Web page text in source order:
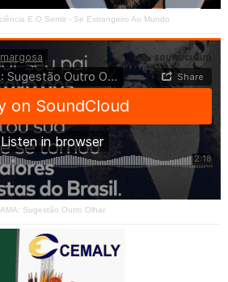
E O Sentir - Se Estrangeiro Ao Mundo
Sugestão Outro Olhar